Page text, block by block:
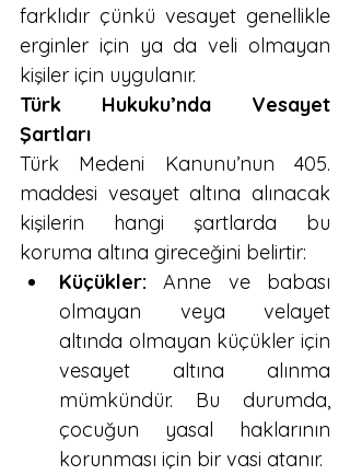
farklıdır çünkü vesayet genellikle
erginler için ya da veli olmayan
kişiler için uygulanır.
Türk Hukuku’nda Vesayet
Şartları
Türk Medeni Kanunu’nun 405.
maddesi vesayet altına alınacak
kişilerin hangi şartlarda bu
koruma altına gireceğini belirtir:
Küçükler: Anne ve babası
olmayan veya velayet
altında olmayan küçükler için
vesayet altına alınma
mümkündür. Bu durumda,
çocuğun yasal haklarının
korunması için bir vasi atanır.